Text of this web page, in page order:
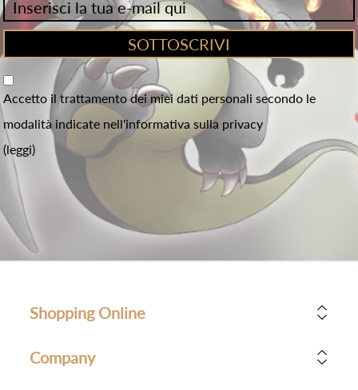
Accetto il trattamento dei miei dati personali secondo le
modalità indicate nell'informativa sulla privacy
(leggi)
Shopping Online
Company